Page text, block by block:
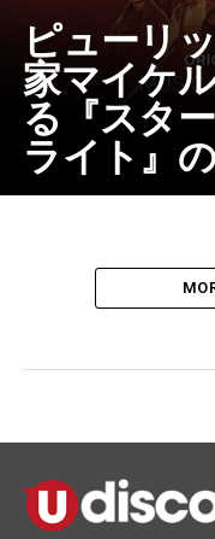
ピューリ
家マイケ
る『スタ
ライト』